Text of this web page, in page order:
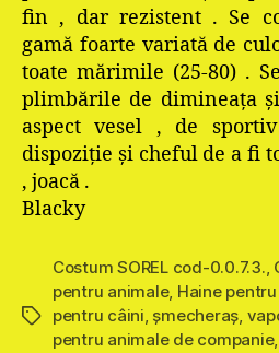
fin , dar rezistent . Se
gamă foarte variată de
toate mărimile (25-80) .
plimbările de dimineaţa
aspect vesel , de
dispoziţie şi cheful de a fi
, joacă .
Blacky
Etichete
Costum SOREL cod-0.0.7.3.
pentru animale, Haine
pentru câini şmecheraş
pentru animale de companie,